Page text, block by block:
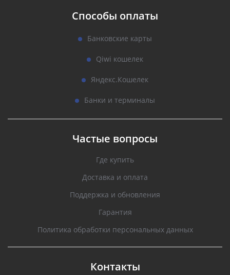
Способы оплаты
Банковские карты
Qiwi кошелек
Яндекс.Кошелек
Банки и терминалы
Частые вопросы
Где купить
Доставка и оплата
Поддержка и обновления
Гарантия
Политика обработки персональных данных
Контакты